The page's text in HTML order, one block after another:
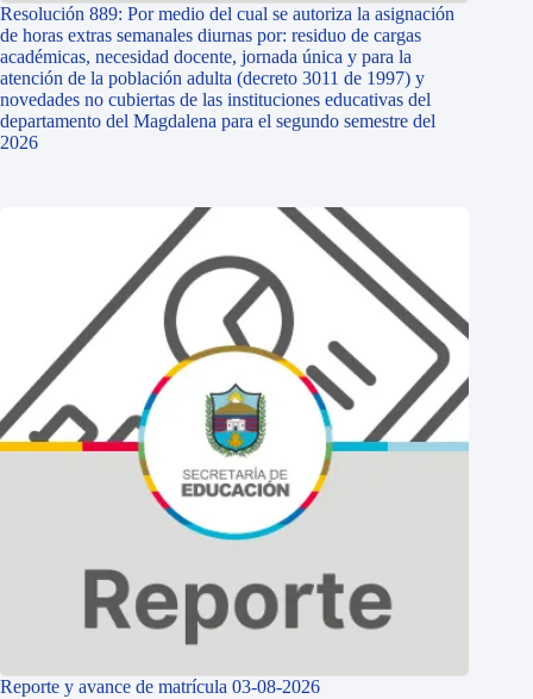
Resolución 889: Por medio del cual se autoriza la asignación
de horas extras semanales diurnas por: residuo de cargas
académicas, necesidad docente, jornada única y para la
atención de la población adulta (decreto 3011 de 1997) y
novedades no cubiertas de las instituciones educativas del
departamento del Magdalena para el segundo semestre del
2026
Reporte y avance de matrícula 03-08-2026